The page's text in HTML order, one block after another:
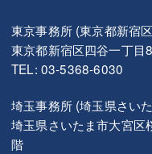
東京事務所 (東京都新宿
東京都新宿区四谷一丁
TEL: 03-5368-6030
埼玉事務所 (埼玉県さい
埼玉県さいたま市大宮
階